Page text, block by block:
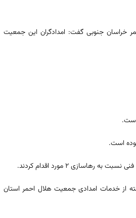
خراسان جنوبی گفت: امدادگران این جمعیت
۲ مورد اقدام کردند.
شد: ۵۳ حادثه‌دیده در هفته گذشته از خدمات امدادی جمعیت هلال احمر استان